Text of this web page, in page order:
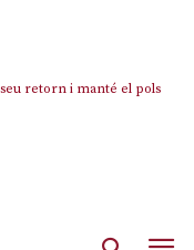
retorn i manté el pols